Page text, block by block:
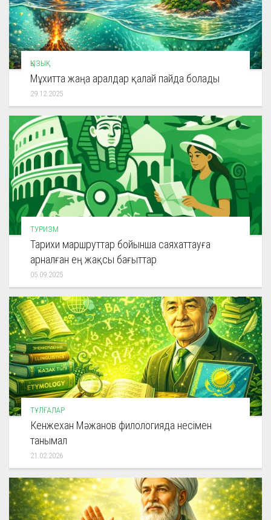
ҚЫЗЫҚ
Мұхитта жаңа аралдар қалай пайда болады
29.12.2025
ТУРИЗМ
Тарихи маршруттар бойынша саяхаттауға
арналған ең жақсы бағыттар
05.09.2025
ТҰЛҒАЛАР
Кенжехан Мәжанов филологияда несімен
танымал
21.02.2026